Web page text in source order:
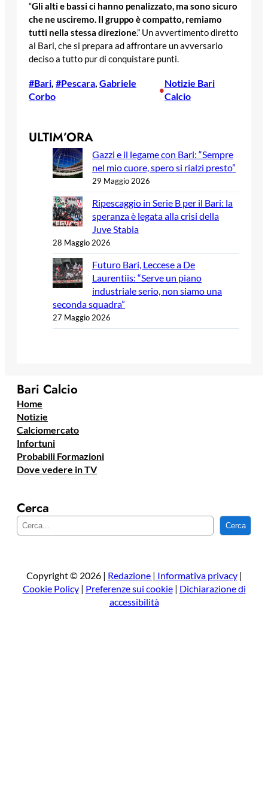
“Gli alti e bassi ci hanno penalizzato, ma sono sicuro
che ne usciremo. Il gruppo è compatto, remiamo
tutti nella stessa direzione.” Un avvertimento diretto
al Bari, che si prepara ad affrontare un avversario
deciso a tutto pur di conquistare punti.
#Bari, #Pescara, Gabriele
Corbo
•
Notizie Bari
Calcio
ULTIM’ORA
Gazzi e il legame con Bari: “Sempre
nel mio cuore, spero si rialzi presto”
29 Maggio 2026
Ripescaggio in Serie B per il Bari: la
speranza è legata alla crisi della
Juve Stabia
28 Maggio 2026
Futuro Bari, Leccese a De
Laurentiis: “Serve un piano
industriale serio, non siamo una
seconda squadra”
27 Maggio 2026
Bari Calcio
Home
Notizie
Calciomercato
Infortuni
Probabili Formazioni
Dove vedere in TV
Cerca
e
a
Cerca
Copyright © 2026 | Redazione | Informativa privacy|
Cookie Policy| Preferenze sui cookie| Dichiarazione di
accessibilità